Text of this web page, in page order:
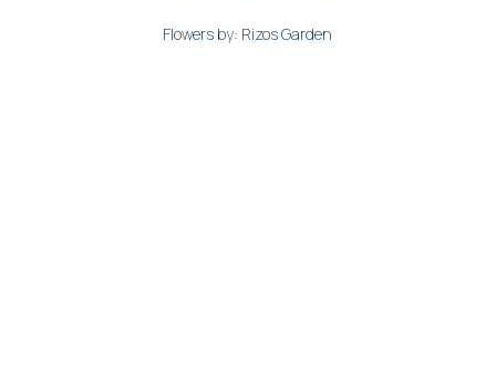
Flowers by: Rizos Garden